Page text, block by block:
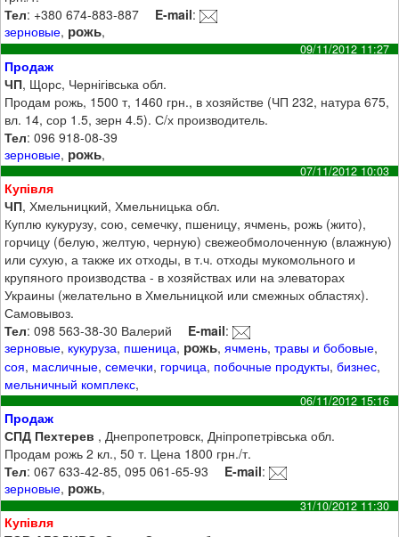
Тел: +380 674-883-887 E-mail:
зерновые, рожь,
09/11/2012 11:27
Продаж
ЧП, Щорс, Чернігівська обл.
Продам рожь, 1500 т, 1460 грн., в хозяйстве (ЧП 232, натура 675,
вл. 14, сор 1.5, зерн 4.5). С/х производитель.
Тел: 096 918-08-39
зерновые, рожь,
07/11/2012 10:03
Купівля
ЧП, Хмельницкий, Хмельницька обл.
Куплю кукурузу, сою, семечку, пшеницу, ячмень, рожь (жито),
горчицу (белую, желтую, черную) свежеобмолоченную (влажную)
или сухую, а также их отходы, в т.ч. отходы мукомольного и
крупяного производства - в хозяйствах или на элеваторах
Украины (желательно в Хмельницкой или смежных областях).
Самовывоз.
Тел: 098 563-38-30 Валерий E-mail:
зерновые, кукуруза, пшеница, рожь,ячмень,травы и бобовые,
соя, масличные,семечки, горчица, побочные продукты,бизнес,
мельничный комплекс,
06/11/2012 15:16
Продаж
СПД Пехтерев , Днепропетровск, Дніпропетрівська обл.
Продам рожь 2 кл., 50 т. Цена 1800 грн./т.
Тел: 067 633-42-85, 095 061-65-93 E-mail:
зерновые, рожь,
31/10/2012 11:30
Купівля